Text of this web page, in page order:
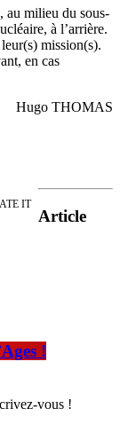
au milieu du sous-
à l’arrière.
mission(s).
en cas
Hugo THOMAS
IT
Article
!
vous !